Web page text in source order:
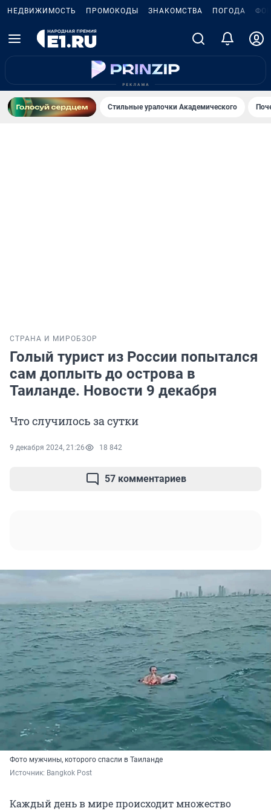
НЕДВИЖИМОСТЬ ПРОМОКОДЫ ЗНАКОМСТВА ПОГОДА
Стильные уралочки Академического
СТРАНА И МИРОБЗОР
Голый турист из России попытался
сам доплыть до острова в
Таиланде. Новости 9 декабря
Что случилось за сутки
9 декабря 2024, 21:26 18 842
57 комментариев
Фото мужчины, которого спасли в Таиланде
Источник: Bangkok Post
Каждый день в мире происходит множество